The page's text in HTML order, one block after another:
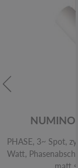
PHASE, 3~ Spot,
Watt,
matt